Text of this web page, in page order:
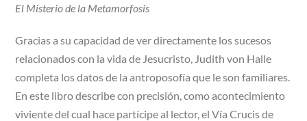
El Misterio de la Metamorfosis
Gracias a su capacidad de ver directamente los sucesos
relacionados con la vida de Jesucristo, Judith von Halle
completa los datos de la antroposofía que le son familiares.
En este libro describe con precisión, como acontecimiento
viviente del cual hace partícipe al lector, el Vía Crucis de